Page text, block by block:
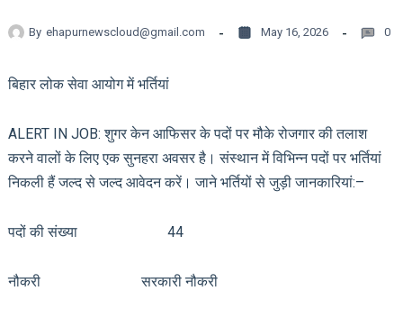
By ehapurnewscloud@gmail.com May 16, 2026 0
बिहार लोक सेवा आयोग में भर्तियां
ALERT IN JOB: शुगर केन आफिसर के पदों पर मौके रोजगार की तलाश
करने वालों के लिए एक सुनहरा अवसर है। संस्थान में विभिन्न पदों पर भर्तियां
निकली हैं जल्द से जल्द आवेदन करें। जाने भर्तियों से जुड़ी जानकारियां:–
पदों की संख्या 44
नौकरी सरकारी नौकरी